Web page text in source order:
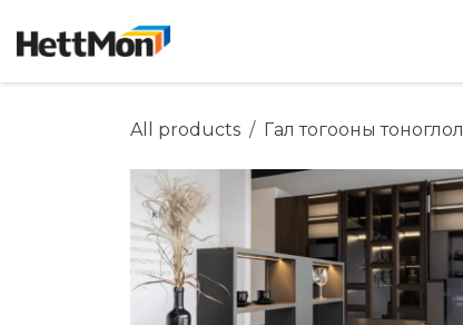
All products Гал тогооны тоноглол